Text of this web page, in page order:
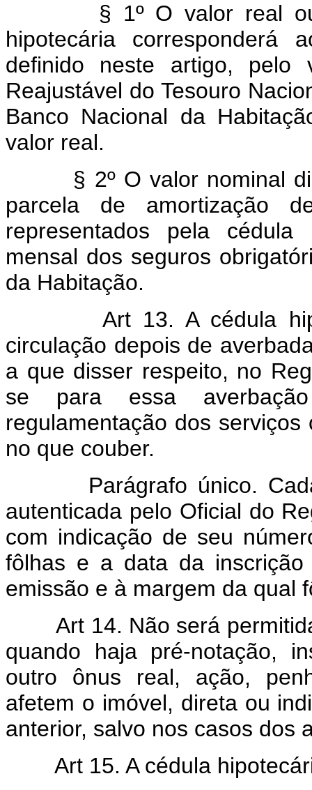
§ 1º O valor real ou
hipotecária
definido neste artigo, pelo
Reajustável do Tesouro
Banco Nacional da
valor real.
§ 2º O valor nominal
parcela de amortização
representados pela
mensal dos seguros
da Habitação.
Art 13. A cédula
circulação depois de
a que disser respeito, no
se para essa
regulamentação dos
no que couber.
Parágrafo único. Cada
autenticada pelo Oficial do
com indicação de seu
fôlhas e a data da
emissão e à margem da qual
Art 14. Não será
quando haja pré-notação,
outro ônus real, ação,
afetem o imóvel, direta ou
anterior, salvo nos casos dos
Art 15. A cédula